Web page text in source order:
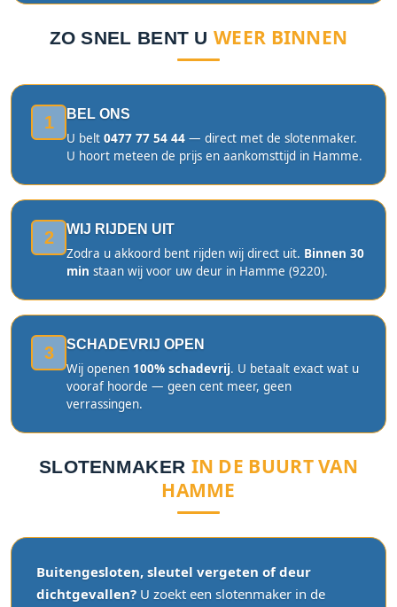
ZO SNEL BENT UWEER BINNEN
1 BEL ONS
U belt 0477 77 54 44 — direct met de slotenmaker.
U hoort meteen de prijs en aankomsttijd in Hamme.
2 WIJ RIJDEN UIT
Zodra u akkoord bent rijden wij direct uit. Binnen 30
min staan wij voor uw deur in Hamme (9220).
3 SCHADEVRIJ OPEN
Wij openen 100% schadevrij. U betaalt exact wat u
vooraf hoorde — geen cent meer, geen
verrassingen.
SLOTENMAKER IN DE BUURT VAN
HAMME
Buitengesloten, sleutel vergeten of deur
dichtgevallen? U zoekt een slotenmaker in de